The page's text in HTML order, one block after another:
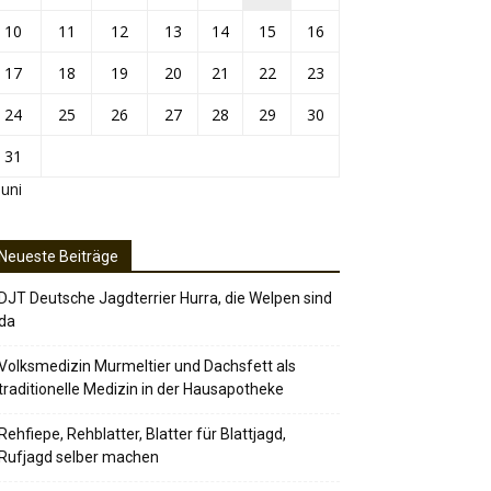
10 11 12 13 14 15
16
17
18 19 20 21 22
23
24
25 26 27 28 29
30
31
Beiträge
Deutsche Jagdterrier Hurra, die Welpen sind
Murmeltier und Dachsfett als
Medizin in der Hausapotheke
Rehblatter, Blatter für Blattjagd,
selber machen